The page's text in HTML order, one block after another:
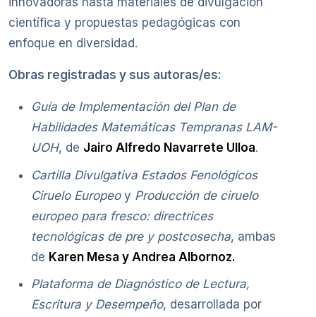
científica y propuestas pedagógicas con
enfoque en diversidad.
Obras registradas y sus autoras/es:
Guía de Implementación del Plan de
Habilidades Matemáticas Tempranas LAM-
UOH, de Jairo Alfredo Navarrete Ulloa.
Cartilla Divulgativa Estados Fenológicos
Ciruelo Europeoy Producción de ciruelo
europeo para fresco: directrices
tecnológicas de pre y postcosecha, ambas
de Karen Mesa y Andrea Albornoz.
Plataforma de Diagnóstico de Lectura,
Escritura y Desempeño, desarrollada por